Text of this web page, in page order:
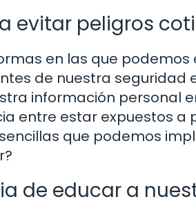
evitar peligros
en las que
de nuestra
información personal
entre estar expuestos a
que podemos
de educar a